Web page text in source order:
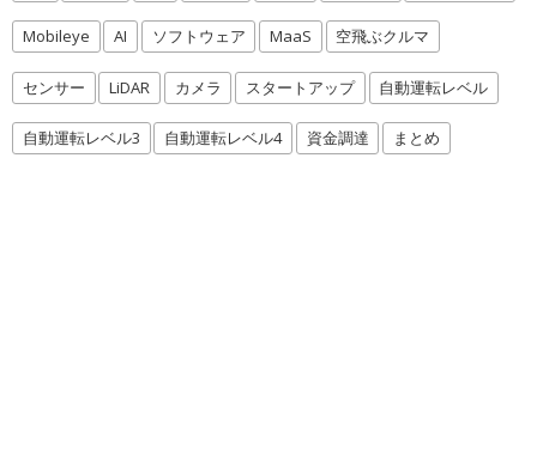
Mobileye AI ソフトウェア MaaS 空飛ぶクルマ
センサー LiDAR カメラ スタートアップ 自動運転レベル
自動運転レベル3 自動運転レベル4 資金調達 まとめ